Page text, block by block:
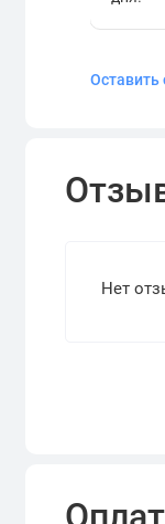
Оставить
Нет